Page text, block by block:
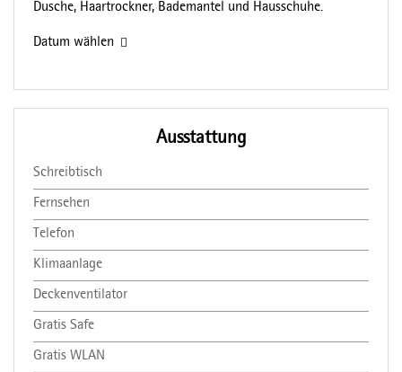
Dusche, Haartrockner, Bademantel und Hausschuhe.
Datum wählen
Ausstattung
Schreibtisch
Fernsehen
Telefon
Klimaanlage
Deckenventilator
Gratis Safe
Gratis WLAN